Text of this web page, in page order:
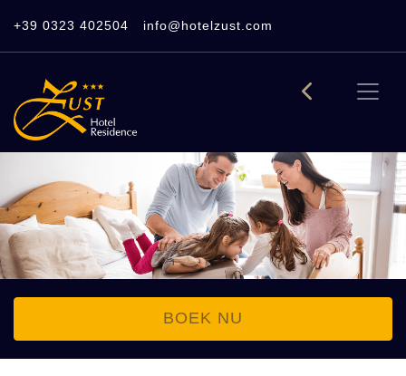
+39 0323 402504 info@hotelzust.com
BOEK NU